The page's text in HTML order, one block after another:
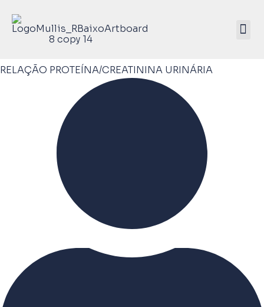
RELAÇÃO PROTEÍNA/CREATININA URINÁRIA